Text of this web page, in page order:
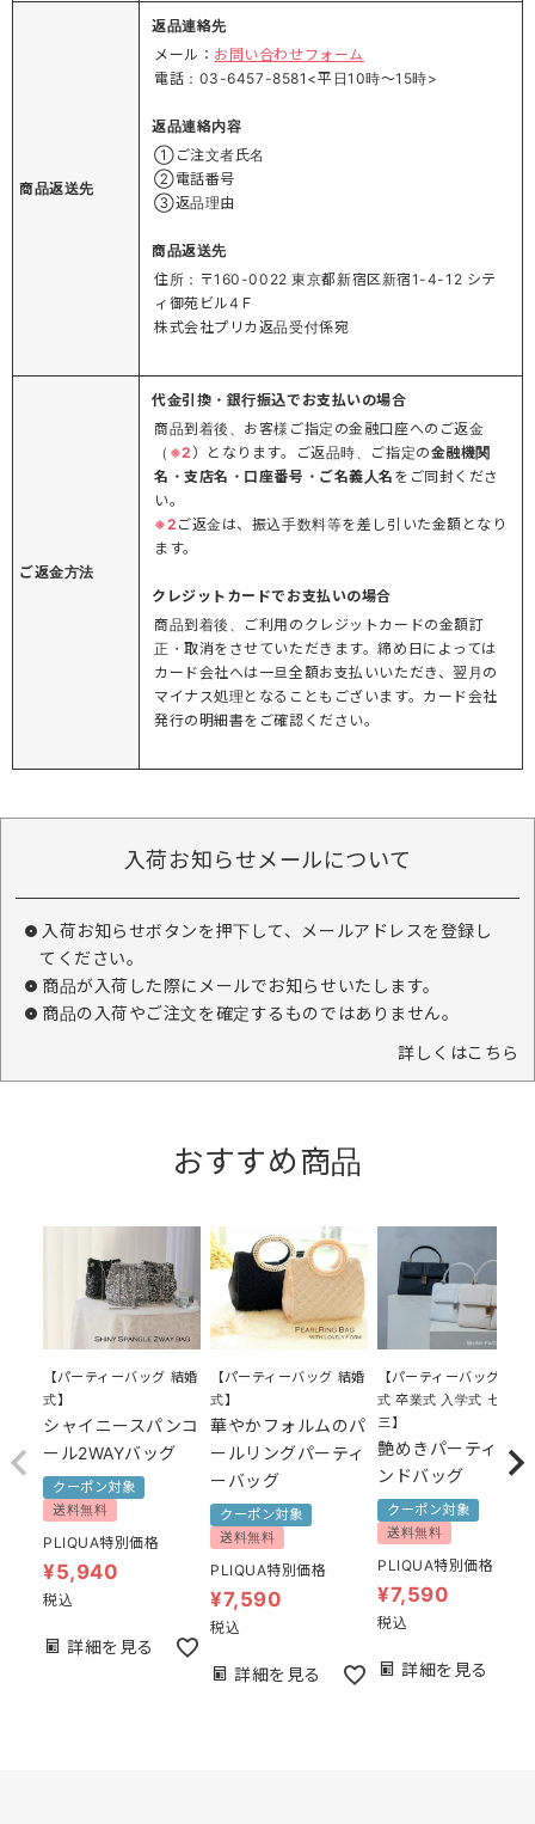
商品返送先
返品連絡先
メール： お問い合わせフォーム
電話：03-6457-8581<平日10時～15時>
返品連絡内容
①ご注文者氏名
②電話番号
③返品理由
商品返送先
住所：〒160-0022 東京都新宿区新宿1-4-12 シテ
ィ御苑ビル4Ｆ
株式会社プリカ返品受付係宛
ご返金方法
代金引換・銀行振込でお支払いの場合
商品到着後、お客様ご指定の金融口座へのご返金
（ ※2 ）となります。ご返品時、ご指定の金融機関
名・支店名・口座番号・ご名義人名 をご同封くださ
い。
※2 ご返金は、振込手数料等を差し引いた金額となり
ます。
クレジットカードでお支払いの場合
商品到着後、ご利用のクレジットカードの金額訂
正・取消をさせていただきます。締め日によっては
カード会社へは一旦全額お支払いいただき、翌月の
マイナス処理となることもございます。カード会社
発行の明細書をご確認ください。
入荷お知らせメールについて
入荷お知らせボタンを押下して、メールアドレスを登録し
てください。
商品が入荷した際にメールでお知らせいたします。
商品の入荷やご注文を確定するものではありません。
詳しくはこちら
おすすめ商品
【パーティーバッグ 結婚
式】
シャイニースパンコ
ール2WAYバッグ
クーポン対象
送料無料
PLIQUA特別価格
¥5,940
税込
詳細を見る
【パーティーバッグ 結婚
式】
華やかフォルムのパ
ールリングパーティ
ーバッグ
クーポン対象
送料無料
PLIQUA特別価格
¥7,590
税込
詳細を見る
【パーティーバッグ 結婚
式 卒業式 入学式 七五
三】
艶めきパーティーハ
ンドバッグ
クーポン対象
送料無料
PLIQUA特別価格
¥7,590
税込
詳細を見る